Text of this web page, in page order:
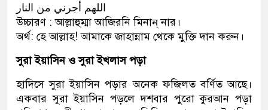
اللهم أجرني من النار
উচ্চারণ : আল্লাহুম্মা আজিরনি মিনান্ নার।
অর্থ: হে আল্লাহ! আমাকে জাহান্নাম থেকে মুক্তি দান করুন।
সুরা ইয়াসিন ও সুরা ইখলাস পড়া
হাদিসে সুরা ইয়াসিন পড়ার অনেক ফজিলত বর্ণিত আছে।
একবার সুরা ইয়াসিন পড়লে দশবার পুরো কুরআন পড়া